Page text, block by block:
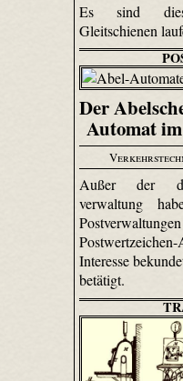
Es sind
Gleitschienen
Der
Automat
Außer der
verwaltung
Interesse
betätigt.